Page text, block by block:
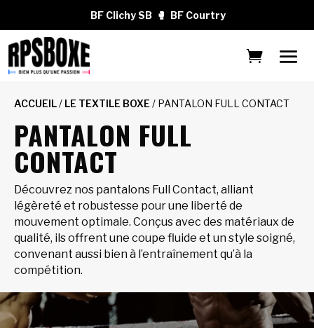
BF Clichy SB 🥊 BF Courtry
ACCUEIL/ LE TEXTILE BOXE / PANTALON FULL CONTACT
PANTALON FULL
CONTACT
Découvrez nos pantalons Full Contact, alliant
légèreté et robustesse pour une liberté de
mouvement optimale. Conçus avec des matériaux de
qualité, ils offrent une coupe fluide et un style soigné,
convenant aussi bien à l’entraînement qu’à la
compétition.